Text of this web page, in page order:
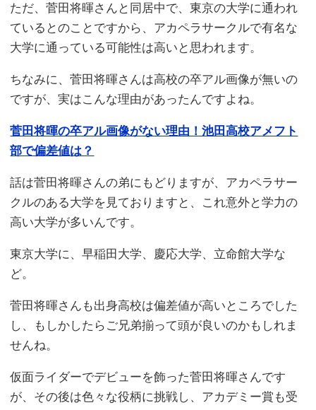
ただ、菅田将暉さんと同居中で、東京の大学に通われ
ているとのことですから、アカペラサークルで有名な
大学に通っている可能性は高いと思われます。
ちなみに、菅田将暉さんは高校の卒アル画像が無いの
ですが、実はこんな理由があったんですよね。
菅田将暉の卒アル画像がない理由！池田高校アメフト
部で偏差値は？
話は菅田将暉さんの弟にもどりますが、アカペラサー
クルのある大学を見ておりますと、これ意外と学力の
高い大学が多いんです。
東京大学に、早稲田大学、慶応大学、立命館大学な
ど。
菅田将暉さんも出身高校は偏差値が高いところでした
し、もしかしたらご兄弟揃って頭が良いのかもしれま
せんね。
仮面ライダーでデビューを飾った菅田将暉さんです
が、その後は色々な役柄に挑戦し、アカデミー賞も受